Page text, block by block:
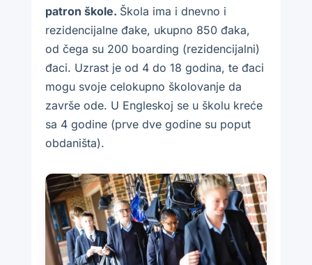
patron škole. Škola ima i dnevno i
rezidencijalne đake, ukupno 850 đaka,
od čega su 200 boarding (rezidencijalni)
đaci. Uzrast je od 4 do 18 godina, te đaci
mogu svoje celokupno školovanje da
završe ode. U Engleskoj se u školu kreće
sa 4 godine (prve dve godine su poput
obdaništa).